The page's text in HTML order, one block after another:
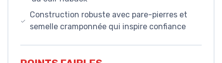
Construction robuste avec pare-pierres et
semelle cramponnée qui inspire confiance